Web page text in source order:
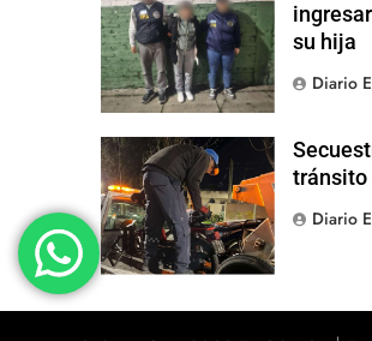
su hija
Diario
tránsito
Diario